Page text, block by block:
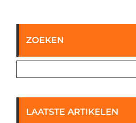
ZOEKEN
LAATSTE ARTIKELEN